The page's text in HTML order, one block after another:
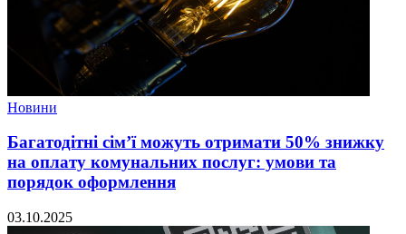
Новини
Багатодітні сім’ї можуть отримати 50% знижку
на оплату комунальних послуг: умови та
порядок оформлення
03.10.2025